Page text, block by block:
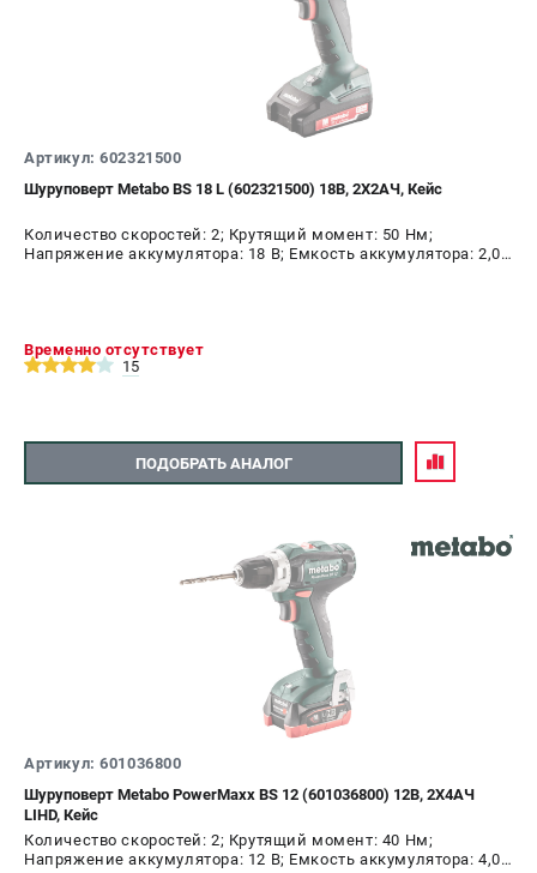
Артикул: 602321500
Шуруповерт Metabo BS 18 L (602321500) 18В, 2X2АЧ, Кейс
Количество скоростей: 2; Крутящий момент: 50 Нм;
Напряжение аккумулятора: 18 В; Емкость аккумулятора: 2,0
Временно отсутствует
15
ПОДОБРАТЬ АНАЛОГ
Артикул: 601036800
Шуруповерт Metabo PowerMaxx BS 12 (601036800) 12В, 2X4АЧ
LIHD, Кейс
Количество скоростей: 2; Крутящий момент: 40 Нм;
Напряжение аккумулятора: 12 В; Емкость аккумулятора: 4,0